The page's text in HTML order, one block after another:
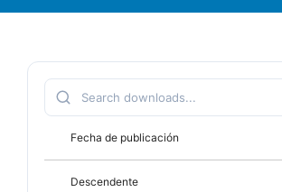
Fecha de publicación
Descendente